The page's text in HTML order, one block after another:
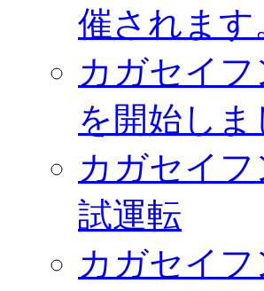
催されます
カガセイ
を開始しま
カガセイ
試運転
カガセイ